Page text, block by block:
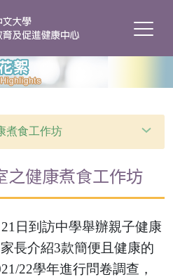
煮食工作坊
之健康煮食工作坊
日到訪中學舉辦親子健康
長介紹3款簡便且健康的
22學年進行問卷調查，